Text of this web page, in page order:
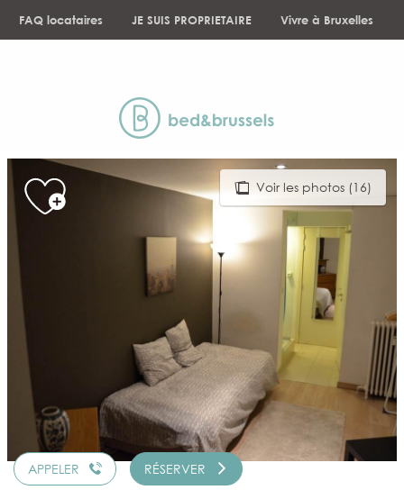
FAQ locataires JE SUIS PROPRIETAIRE Vivre à Bruxelles
Voir les photos (16)
APPELER RÉSERVER